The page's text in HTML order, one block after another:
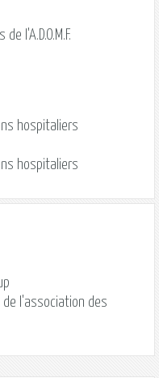
l'A.D.O.M.F.
hospitaliers
hospitaliers
l'association des